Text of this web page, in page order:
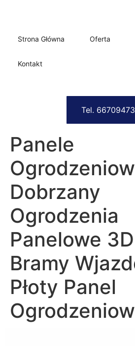
Strona Główna Oferta
Kontakt
Tel.
Panele
Dobrzany
Ogrodzenia
Panelowe
Bramy
Płoty Panel